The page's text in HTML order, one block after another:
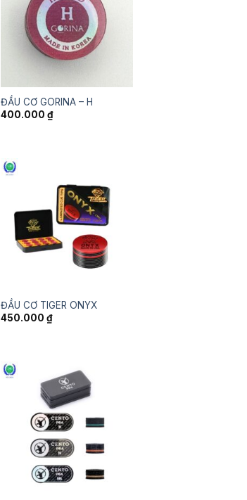
ĐẦU CƠ GORINA – H
400.000 ₫
ĐẦU CƠ TIGER ONYX
450.000 ₫